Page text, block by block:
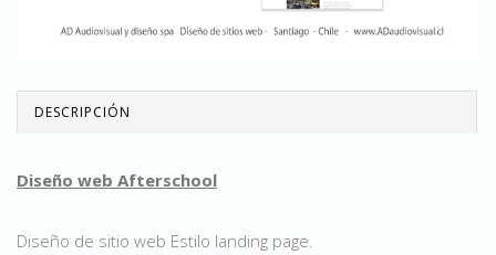
DESCRIPCIÓN
Diseño web Afterschool
Diseño de sitio web Estilo landing page.